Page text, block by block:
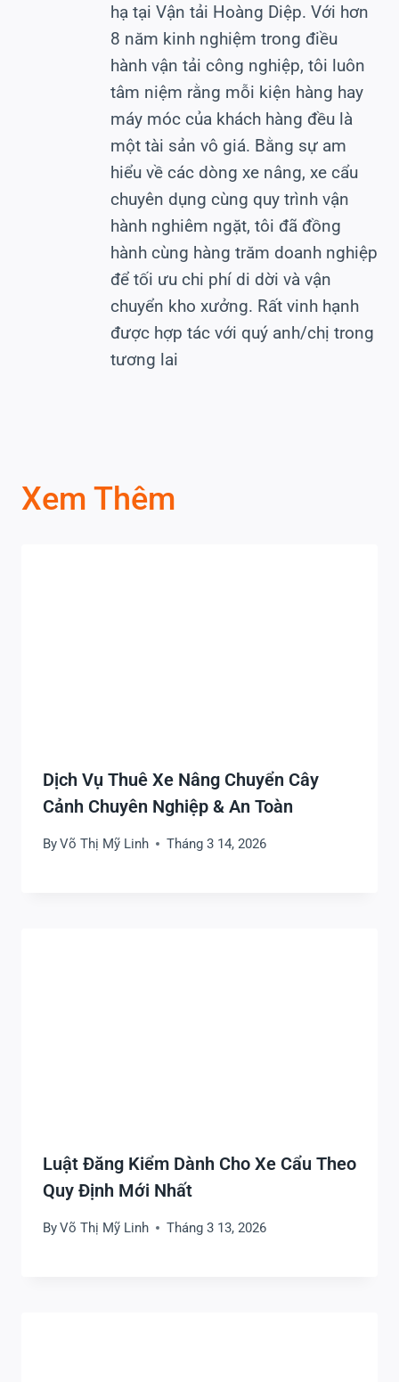
hạ tại Vận tải Hoàng Diệp. Với hơn
8 năm kinh nghiệm trong điều
hành vận tải công nghiệp, tôi luôn
tâm niệm rằng mỗi kiện hàng hay
máy móc của khách hàng đều là
một tài sản vô giá. Bằng sự am
hiểu về các dòng xe nâng, xe cẩu
chuyên dụng cùng quy trình vận
hành nghiêm ngặt, tôi đã đồng
hành cùng hàng trăm doanh nghiệp
để tối ưu chi phí di dời và vận
chuyển kho xưởng. Rất vinh hạnh
được hợp tác với quý anh/chị trong
tương lai
Xem Thêm
Dịch Vụ Thuê Xe Nâng Chuyển Cây
Cảnh Chuyên Nghiệp & An Toàn
ByVõ Thị Mỹ Linh Tháng 3 14, 2026
Luật Đăng Kiểm Dành Cho Xe Cẩu Theo
Quy Định Mới Nhất
ByVõ Thị Mỹ Linh Tháng 3 13, 2026